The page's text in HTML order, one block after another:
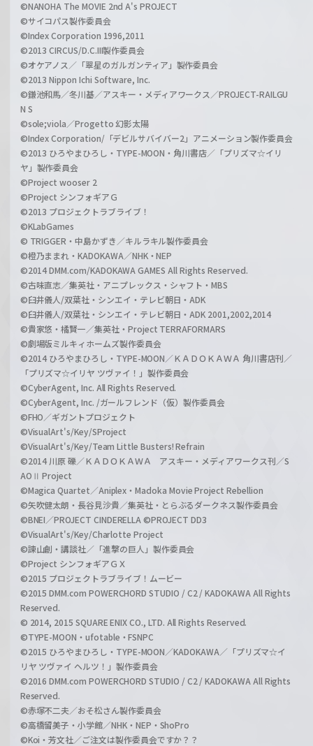
©NANOHA The MOVIE 2nd A's PROJECT
©サイコパス製作委員会
©Index Corporation 1996,2011
©2013 CIRCUS/D.C.III製作委員会
©オケアノス／「翠星のガルガンティア」製作委員会
©2013 Nippon Ichi Software, Inc.
©鎌池和馬／冬川基／アスキー・メディアワークス／PROJECT-RAILGU
N S
©sole;viola／Progetto 幻影太陽
©Index Corporation/「デビルサバイバー2」アニメーション製作委員会
©2013 ひろやまひろし・TYPE-MOON・角川書店／「プリズマ☆イリ
ヤ」製作委員会
©Project wooser 2
©Project シンフォギアＧ
©2013 プロジェクトラブライブ！
©KLabGames
© TRIGGER・中島かずき／キルラキル製作委員会
©橙乃ままれ・KADOKAWA／NHK・NEP
©2014 DMM.com/KADOKAWA GAMES All Rights Reserved.
©古味直志／集英社・アニプレックス・シャフト・MBS
©臼井儀人/双葉社・シンエイ・テレビ朝日・ADK
©臼井儀人/双葉社・シンエイ・テレビ朝日・ADK 2001,2002,2014
©貴家悠・橘賢一／集英社・Project TERRAFORMARS
©劇場版ミルキィホームズ製作委員会
©2014 ひろやまひろし・TYPE-MOON／ＫＡＤＯＫＡＷＡ 角川書店刊／
「プリズマ☆イリヤ ツヴァイ！」製作委員会
©CyberAgent, Inc. All Rights Reserved.
©CyberAgent, Inc. /ガールフレンド（仮）製作委員会
©FHO／ギガントプロジェクト
©VisualArt's/Key/SProject
©VisualArt's/Key/Team Little Busters! Refrain
©2014 川原 礫／ＫＡＤＯＫＡＷＡ アスキー・メディアワークス刊／S
AOⅡ Project
©Magica Quartet／Aniplex・Madoka Movie Project Rebellion
©矢吹健太朗・長谷見沙貴／集英社・とらぶるダークネス製作委員会
©BNEI／PROJECT CINDERELLA ©PROJECT DD3
©VisualArt's/Key/Charlotte Project
©諫山創・講談社／「進撃の巨人」製作委員会
©Project シンフォギアＧＸ
©2015 プロジェクトラブライブ！ムービー
©2015 DMM.com POWERCHORD STUDIO / C2 / KADOKAWA All Rights
Reserved.
© 2014, 2015 SQUARE ENIX CO., LTD. All Rights Reserved.
©TYPE-MOON・ufotable・FSNPC
©2015 ひろやまひろし・TYPE-MOON／KADOKAWA／「プリズマ☆イ
リヤ ツヴァイ ヘルツ！」製作委員会
©2016 DMM.com POWERCHORD STUDIO / C2 / KADOKAWA All Rights
Reserved.
©赤塚不二夫／おそ松さん製作委員会
©高橋留美子・小学館／NHK・NEP・ShoPro
©Koi・芳文社／ご注文は製作委員会ですか？？